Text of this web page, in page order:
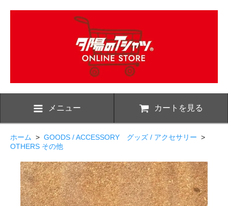
メニュー カートを見る
ホーム > GOODS / ACCESSORY グッズ / アクセサリー >
OTHERS その他